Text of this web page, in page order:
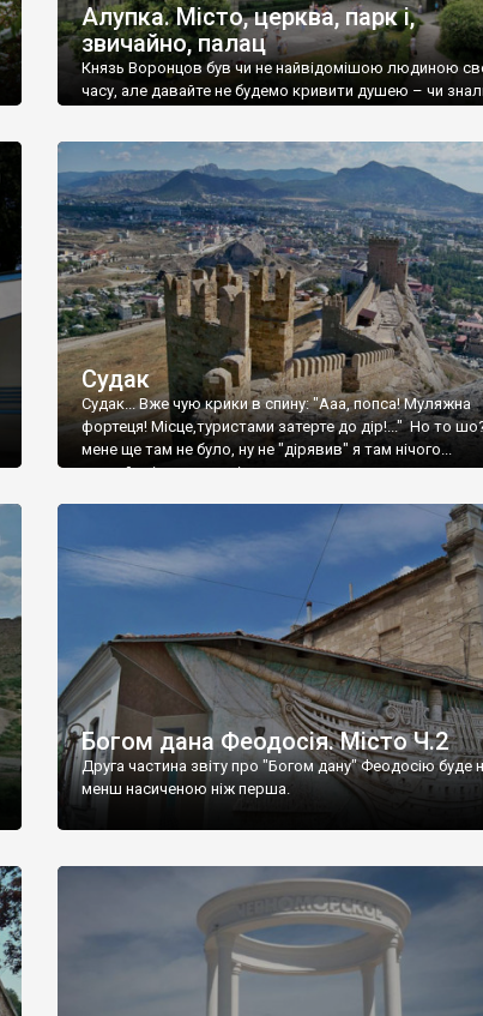
Алупка. Місто, церква, парк і,
звичайно, палац
Князь Воронцов був чи не найвідомішою людиною
часу, але давайте не будемо кривити душею – чи
Судак
Судак... Вже чую крики в спину: "Ааа, попса! Муляжна
фортеця! Місце,туристами затерте до дір!..." Но то
мене ще там не було, ну не "дірявив" я там нічого...
принаймні до цього літа.
Богом дана Феодосія. Місто Ч.2
Друга частина звіту про "Богом дану" Феодосію буде
менш насиченою ніж перша.